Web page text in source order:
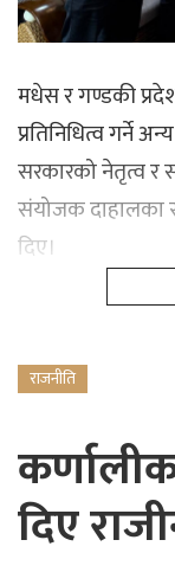
मधेस र गण्डकी
प्रतिनिधित्व गर्ने
सरकारको नेतृत्व र
संयोजक दाहालका
दिए।
राजनीति
दिए